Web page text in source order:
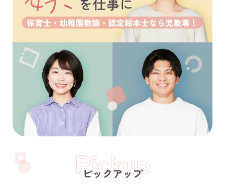
Pickup
ピックアップ